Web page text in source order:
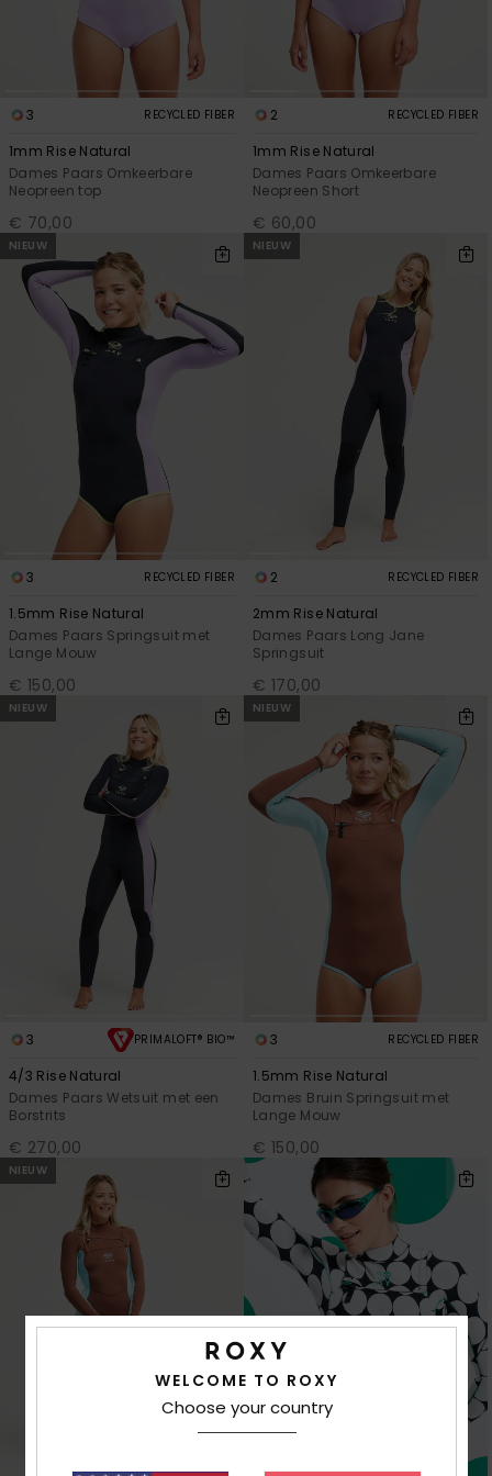
Riemen &
& sjaals
Hoeden &
Zonnebrillen
Wetsuits
neopreen
accessoires
Swim
Kleding
Accessoires
Fitness
Snow
Technische
tassen
Snow
Snowboard
Surf
bekijken
VERLANGLIJST
3 RECYCLED FIBER
1mm Rise Natural
Dames Paars Omkeerbare
Neopreen top
€ 70,00
2 RECYCLED FIBER
1mm Rise Natural
Dames Paars Omkeerbare
Neopreen Short
€ 60,00
NIEUW
3 RECYCLED FIBER
1.5mm Rise Natural
Dames Paars Springsuit met
Lange Mouw
€ 150,00
NIEUW
2 RECYCLED FIBER
2mm Rise Natural
Dames Paars Long Jane
Springsuit
€ 170,00
NIEUW
3 PRIMALOFT® BIO™
4/3 Rise Natural
Dames Paars Wetsuit met een
Borstrits
€ 270,00
NIEUW
3 RECYCLED FIBER
1.5mm Rise Natural
Dames Bruin Springsuit met
Lange Mouw
€ 150,00
NIEUW
WELCOME TO ROXY
Choose your country